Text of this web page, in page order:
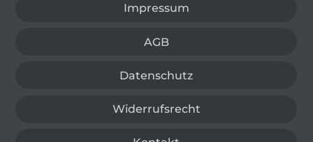
Impressum
AGB
Datenschutz
Widerrufsrecht